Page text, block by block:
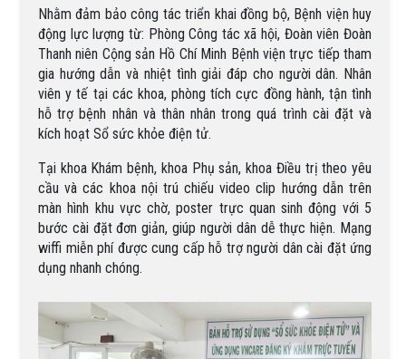
Nhằm đảm bảo công tác triển khai đồng bộ, Bệnh viện huy
động lực lượng từ: Phòng Công tác xã hội, Đoàn viên Đoàn
Thanh niên Cộng sản Hồ Chí Minh Bệnh viện trực tiếp tham
gia hướng dẫn và nhiệt tình giải đáp cho người dân. Nhân
viên y tế tại các khoa, phòng tích cực đồng hành, tận tình
hỗ trợ bệnh nhân và thân nhân trong quá trình cài đặt và
kích hoạt Sổ sức khỏe điện tử.
Tại khoa Khám bệnh, khoa Phụ sản, khoa Điều trị theo yêu
cầu và các khoa nội trú chiếu video clip hướng dẫn trên
màn hình khu vực chờ, poster trực quan sinh động với 5
bước cài đặt đơn giản, giúp người dân dễ thực hiện. Mạng
wiffi miễn phí được cung cấp hỗ trợ người dân cài đặt ứng
dụng nhanh chóng.